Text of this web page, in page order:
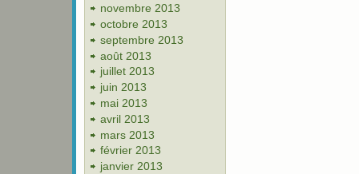
novembre 2013
octobre 2013
septembre 2013
août 2013
juillet 2013
juin 2013
mai 2013
avril 2013
mars 2013
février 2013
janvier 2013